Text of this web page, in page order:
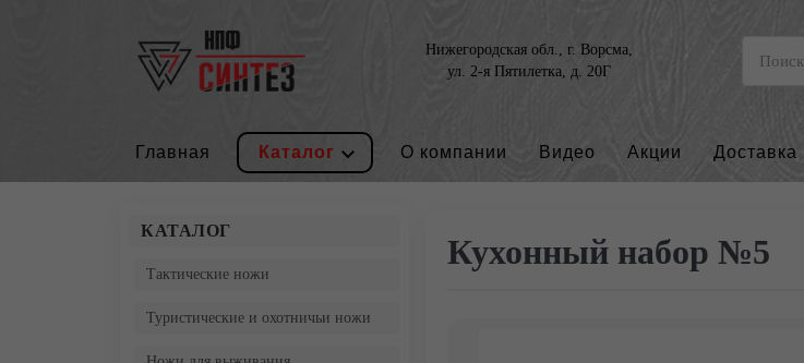
Нижегородская обл., г. Ворсма,
ул. 2-я Пятилетка, д. 20Г
Главная Каталог О компании Видео Акции Доставка
КАТАЛОГ
Тактические ножи
Туристические и охотничьи ножи
Кухонный набор №5